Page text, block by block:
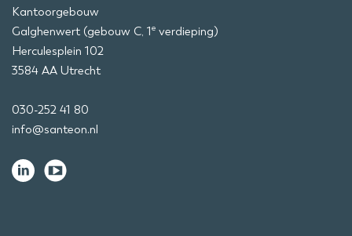
Kantoorgebouw
Galghenwert (gebouw C, 1e verdieping)
Herculesplein 102
3584 AA Utrecht
030-252 41 80
info@santeon.nl